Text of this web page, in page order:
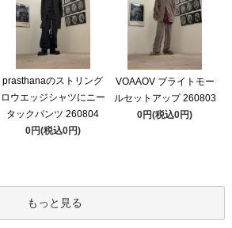
prasthanaのストリング
ロウエッジシャツにニー
タックパンツ 260804
0円(税込0円)
VOAAOV ブライトモー
ルセットアップ 260803
0円(税込0円)
もっと見る